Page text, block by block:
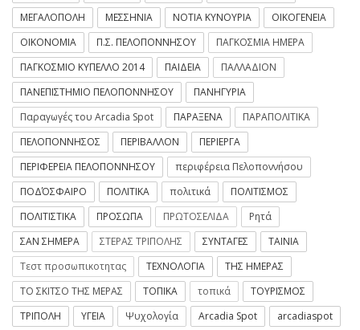
ΜΕΓΑΛΟΠΟΛΗ
ΜΕΣΣΗΝΙΑ ΝΟΤΙΑ ΚΥΝΟΥΡΙΑ
ΟΙΚΟΓΕΝΕΙΑ
ΟΙΚΟΝΟΜΙΑ
Π.Σ. ΠΕΛΟΠΟΝΝΗΣΟΥ
ΠΑΓΚΟΣΜΙΑ ΗΜΕΡΑ
ΠΑΓΚΟΣΜΙΟ ΚΥΠΕΛΛΟ 2014
ΠΑΙΔΕΙΑ
ΠΑΛΛΑΔΙΟΝ
ΠΑΝΕΠΙΣΤΗΜΙΟ ΠΕΛΟΠΟΝΝΗΣΟΥ
ΠΑΝΗΓΥΡΙΑ
Παραγωγές του Arcadia Spot
ΠΑΡΑΞΕΝΑ
ΠΑΡΑΠΟΛΙΤΙΚΑ
ΠΕΛΟΠΟΝΝΗΣΟΣ
ΠΕΡΙΒΑΛΛΟΝ
ΠΕΡΙΕΡΓΑ
ΠΕΡΙΦΕΡΕΙΑ ΠΕΛΟΠΟΝΝΗΣΟΥ
περιφέρεια Πελοποννήσου
ΠΟΔΌΣΦΑΙΡΟ
ΠΟΛΙΤΙΚΑ πολιτικά
ΠΟΛΙΤΙΣΜΟΣ
ΠΟΛΙΤΙΣΤΙΚΑ
ΠΡΟΣΩΠΑ ΠΡΩΤΟΣΕΛΙΔΑ
Ρητά
ΣΑΝ ΣΗΜΕΡΑ
ΣΤΕΡΑΣ ΤΡΙΠΟΛΗΣ ΣΥΝΤΑΓΕΣ
ΤΑΙΝΙΑ
Τεστ προσωπικοτητας
ΤΕΧΝΟΛΟΓΙΑ
ΤΗΣ ΗΜΕΡΑΣ
ΤΟ ΣΚΙΤΣΟ ΤΗΣ ΜΕΡΑΣ
ΤΟΠΙΚΑ τοπικά
ΤΟΥΡΙΣΜΟΣ
ΤΡΙΠΟΛΗ
ΥΓΕΙΑ Ψυχολογία Arcadia Spot
arcadiaspot